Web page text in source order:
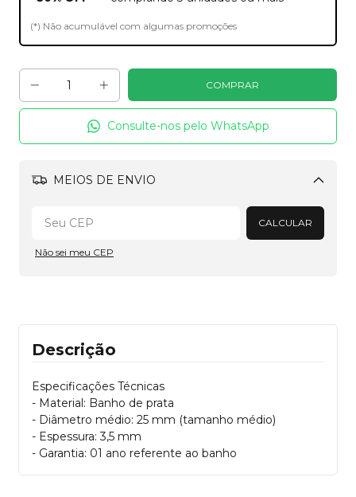
(*) Não acumulável com algumas promoções
Consulte-nos pelo WhatsApp
MEIOS DE ENVIO
Alterar CEP
CALCULAR
Não sei meu CEP
Descrição
Especificações Técnicas
- Material: Banho de prata
- Diâmetro médio: 25 mm (tamanho médio)
- Espessura: 3,5 mm
- Garantia: 01 ano referente ao banho